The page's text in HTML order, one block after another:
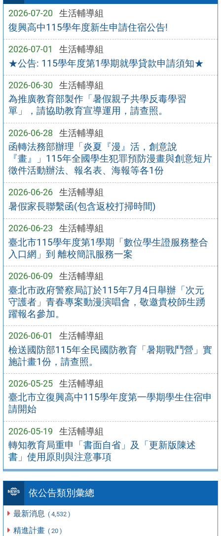
2026-07-20 生活輔導組
復興高中115學年度新生申請住宿公告!
2026-07-01 生活輔導組
★公告: 115學年度第1學期就學貸款申請須知★
2026-06-30 生活輔導組
為推廣教育部製作「暑假親子共學反毒學習
單」，請協助教育宣導運用，請查照。
2026-06-28 生活輔導組
函轉法務部辦理「炎夏『漫』活，創意說
『畫』」115年全國學生犯罪預防漫畫與創意短片
徵件活動辦法、報名表、海報等各1份
2026-06-26 生活輔導組
暑假家長聯繫函(包含返校打掃時間)
2026-06-23 生活輔導組
臺北市115學年度第1學期「數位學生證服務整合
入口網」到 離校簡訊服務一案
2026-06-09 生活輔導組
臺北市政府警察局訂於115年7月4日舉辦「次元
守護者」青春專案動漫演唱會，敬邀貴校師生踴
躍報名參加。
2026-06-01 生活輔導組
檢送國防部115年全民國防教育「暑期戰鬥營」實
施計畫1份，請查照。
2026-05-25 生活輔導組
臺北市立復興高中115學年度第一學期學生住宿申
請開始
2026-05-19 生活輔導組
轉知教育局重申「書面自省」及「更新版陳述
書」使用原則與注意事項
依公告類別彙總
最新消息 ( 4,532 )
精進計畫 ( 20 )